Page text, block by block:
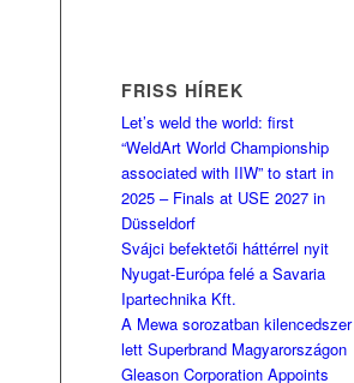
FRISS HÍREK
Let’s weld the world: first
“WeldArt World Championship
associated with IIW” to start in
2025 – Finals at USE 2027 in
Düsseldorf
Svájci befektetői háttérrel nyit
Nyugat-Európa felé a Savaria
Ipartechnika Kft.
A Mewa sorozatban kilencedszer
lett Superbrand Magyarországon
Gleason Corporation Appoints